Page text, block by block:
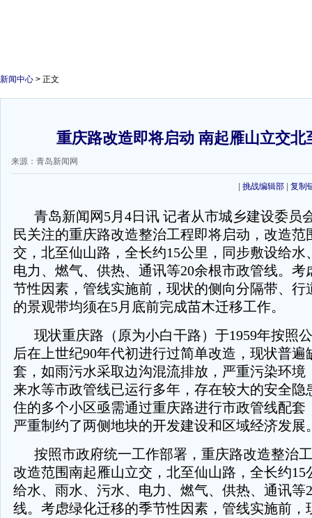
新闻中心 > 正文
重庆路改造即将启动 南起雁山立交北
来源：青岛新闻网
挑战编辑部 复制
青岛新闻网5月4日讯 记者从市城乡建设委员
民关注的重庆路改造整治工程即将启动，改造范
交，北至仙山路，全长约15公里，同步敷设给水
电力、燃气、供热、通讯等20余根市政管线。考
节性因素，管线实施前，现状的侧向分隔带、行
的景观带均须在5月底前完成苗木迁移工作。
现状重庆路（原为小白干路）于1959年按照
后在上世纪90年代初进行过简单改造，现状普遍
套，如雨污水采取边沟混流排放，严重污染环境
来水等市政管线已运行多年，存在较大的安全隐
住的多个小区亟需通过重庆路进行市政管线配套
严重制约了两侧地块的开发建设和区域经济发展
按照市政府统一工作部署，重庆路改造整治
改造范围南起雁山立交，北至仙山路，全长约15
给水、雨水、污水、电力、燃气、供热、通讯等
线。考虑绿化迁移的季节性因素，管线实施前，